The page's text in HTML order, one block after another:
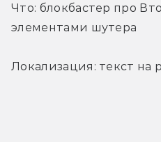
Что: блокбастер про
элементами шутера
Локализация: текст на